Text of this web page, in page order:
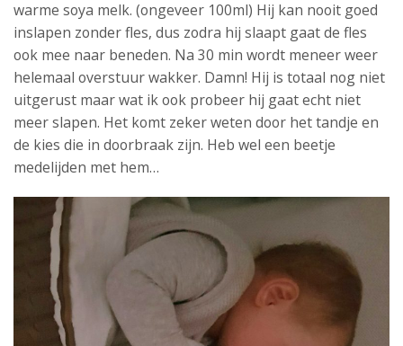
warme soya melk. (ongeveer 100ml) Hij kan nooit goed
inslapen zonder fles, dus zodra hij slaapt gaat de fles
ook mee naar beneden. Na 30 min wordt meneer weer
helemaal overstuur wakker. Damn! Hij is totaal nog niet
uitgerust maar wat ik ook probeer hij gaat echt niet
meer slapen. Het komt zeker weten door het tandje en
de kies die in doorbraak zijn. Heb wel een beetje
medelijden met hem…